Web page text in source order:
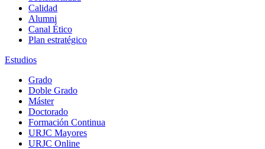
Calidad
Alumni
Canal Ético
Plan estratégico
Estudios
Grado
Doble Grado
Máster
Doctorado
Formación Continua
URJC Mayores
URJC Online